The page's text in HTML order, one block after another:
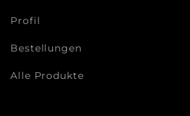
Profil
Bestellungen
Alle Produkte